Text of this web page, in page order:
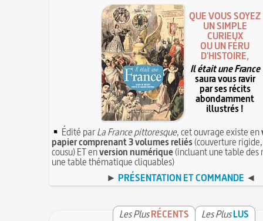
QUE VOUS SOYEZ
UN SIMPLE
CURIEUX
OU UN FÉRU
D'HISTOIRE,
Il était une France
saura vous ravir
par ses récits
abondamment
illustrés !
Édité parLa France pittoresque, cet ouvrage existe en
papier comprenant 3 volumes reliés(couverture
cousu) ET enversion numérique(incluant une table des
une table thématique cliquables)
► PRÉSENTATION ET COMMANDE ◄
Les PlusRÉCENTS Les PlusLUS